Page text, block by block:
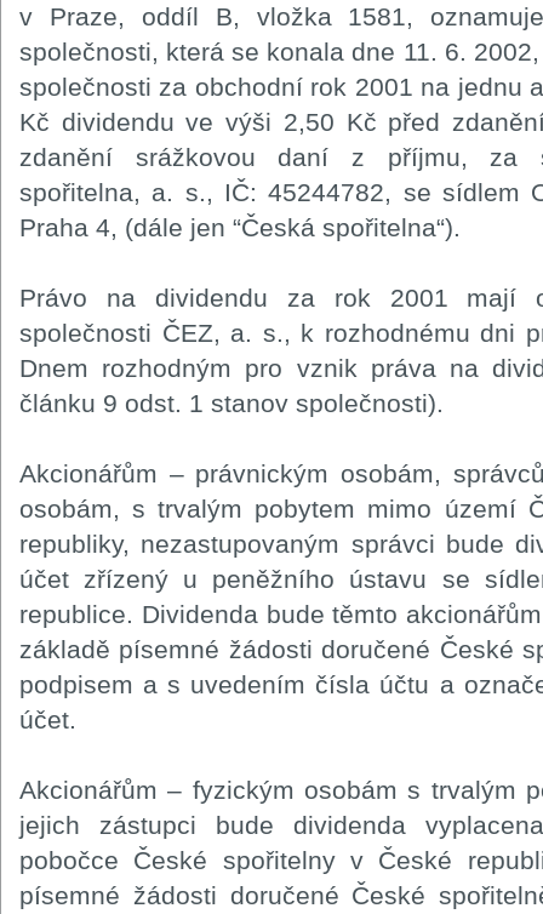
v Praze, oddíl B, vložka 1581,
společnosti, která se konala dne 11. 6.
společnosti za obchodní rok 2001 na jednu
Kč dividendu ve výši 2,50 Kč před
zdanění srážkovou daní z příjmu, za
spořitelna, a. s., IČ: 45244782, se sídlem
Praha 4, (dále jen “Česká spořitelna“).
Právo na dividendu za rok 2001 mají
společnosti ČEZ, a. s., k rozhodnému dni
Dnem rozhodným pro vznik práva na
článku 9 odst. 1 stanov společnosti).
Akcionářům – právnickým osobám,
osobám, s trvalým pobytem mimo území
republiky, nezastupovaným správci bude
účet zřízený u peněžního ústavu se
republice. Dividenda bude těmto
základě písemné žádosti doručené České
podpisem a s uvedením čísla účtu a
účet.
Akcionářům – fyzickým osobám s trvalým
jejich zástupci bude dividenda
pobočce České spořitelny v České
písemné žádosti doručené České